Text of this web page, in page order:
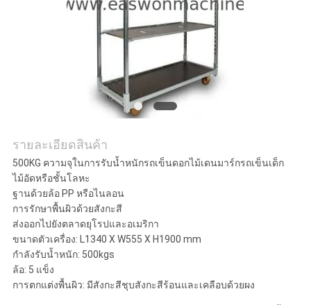
PRIVACY
POLICY
รายละเอียดสินค้า
500KG ความจุในการรับน้ำหนักรถเข็นดอกไม้เดนมาร์กรถเข็นเด็ก
ไม้อัดหรือชั้นโลหะ
ฐานด้วยล้อ PP หรือไนลอน
การรักษาพื้นผิวด้วยสังกะสี
ส่งออกไปยังตลาดยุโรปและอเมริกา
ขนาดตัวเครื่อง: L1340 X W555 X H1900 mm
กำลังรับน้ำหนัก: 500kgs
ล้อ: 5 แข็ง
การตกแต่งพื้นผิว: มีสังกะสีชุบสังกะสีร้อนและเคลือบด้วยผง